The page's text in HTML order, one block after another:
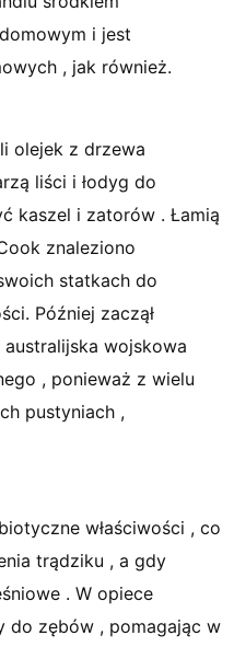
i jest
, jak również.
olejek z drzewa
liści i łodyg do
kaszel i zatorów . Łamią
znaleziono
statkach do
Później zaczął
wojskowa
, ponieważ z wielu
pustyniach ,
właściwości , co
trądziku , a gdy
. W opiece
do zębów , pomagając w